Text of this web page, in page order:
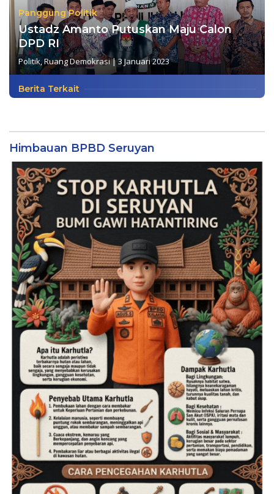
Panggung Politik
Ustadz Amanto Putuskan Maju Calon
DPD RI
Politik,Ruang Demokrasi|3 Januari 2023
Berita Terkait
Himbauan BPBD Seruyan